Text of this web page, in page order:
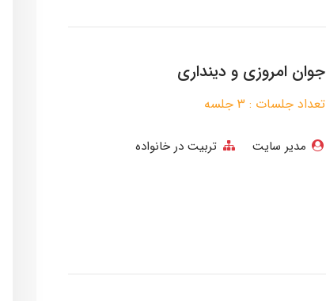
جوان امروزی و دینداری
تعداد جلسات : 3 جلسه
مدیر سایت تربیت در خانواده